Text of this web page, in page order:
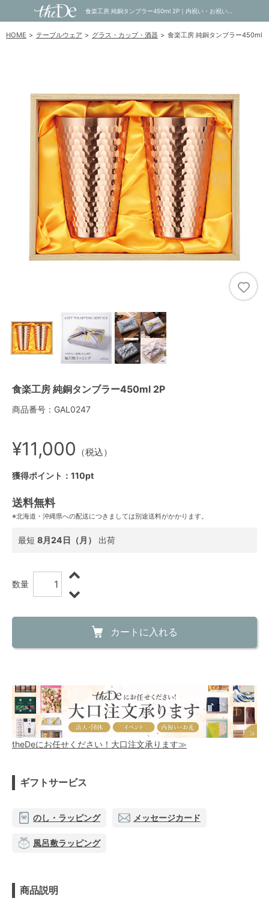
HOME テーブルウェア グラス・カップ・酒器 食楽工房 純銅タンブラー450ml
食楽工房 純銅タンブラー450ml 2P
商品番号：GAL0247
¥11,000 （税込）
獲得ポイント：110pt
送料無料
※北海道・沖縄県への配送につきましては別途送料がかかります。
最短 8月24日（月） 出荷
数量
カートに入れる
theDeにお任せください！大口注文承ります≫
ギフトサービス
のし・ラッピング メッセージカード
風呂敷ラッピング
商品説明